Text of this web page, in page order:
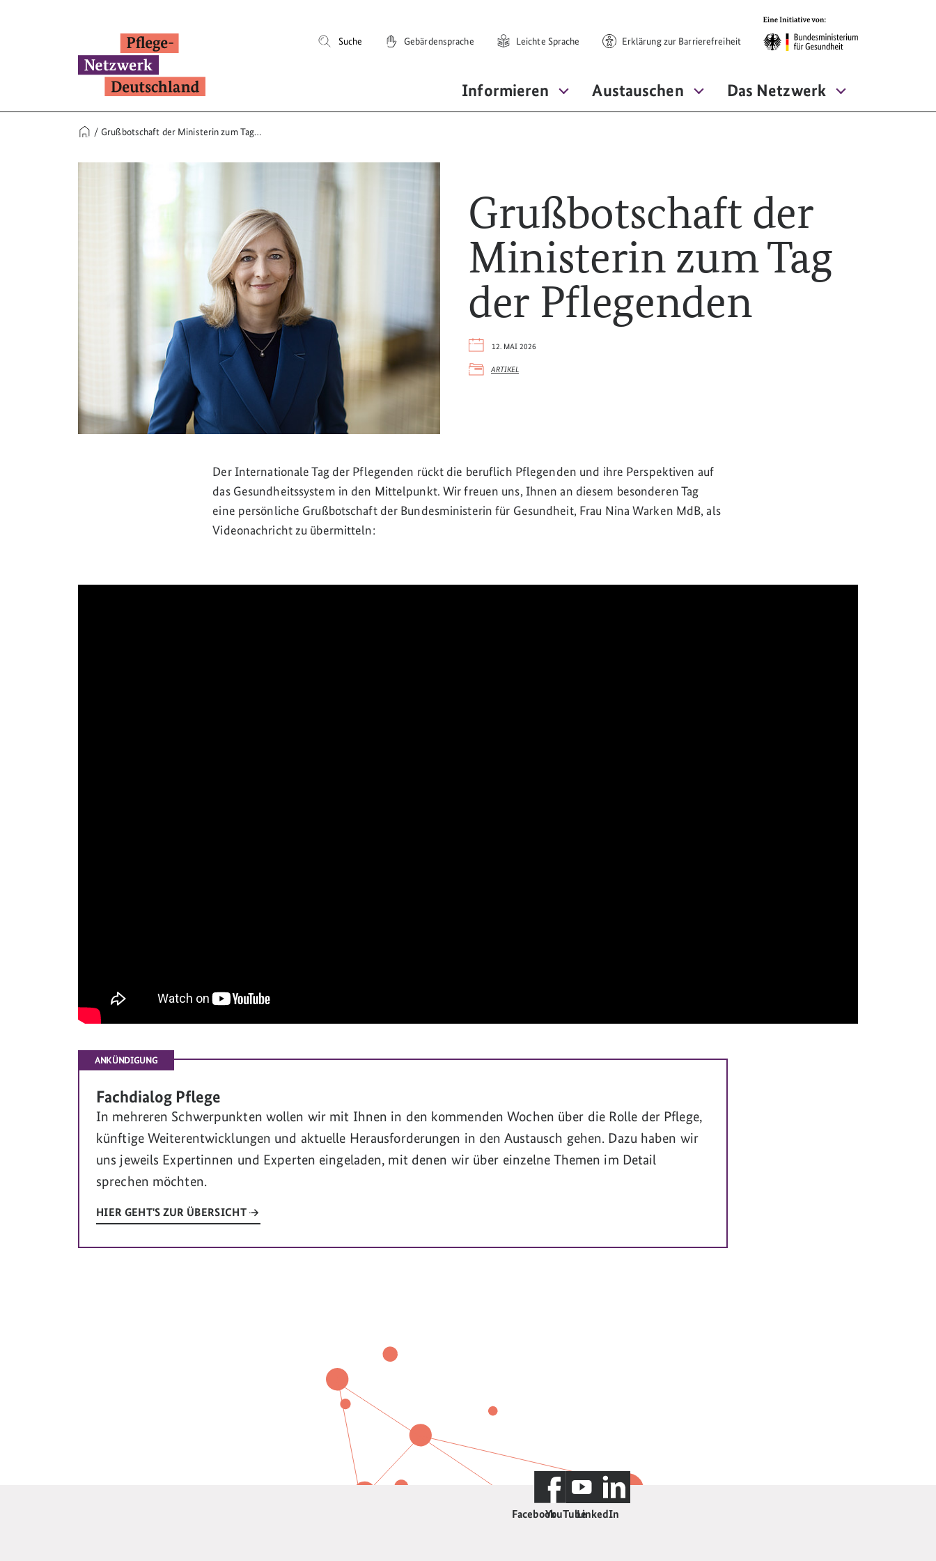
Suche Gebärdensprache Leichte Sprache Erklärung zur Barrierefreiheit
Informieren Austauschen Das Netzwerk
Grußbotschaft der Ministerin zum Tag…
Grußbotschaft der
Ministerin zum Tag
der Pflegenden
12. MAI 2026
ARTIKEL
Der Internationale Tag der Pflegenden rückt die beruflich Pflegenden und ihre Perspektiven auf
das Gesundheitssystem in den Mittelpunkt. Wir freuen uns, Ihnen an diesem besonderen Tag
eine persönliche Grußbotschaft der Bundesministerin für Gesundheit, Frau Nina Warken MdB, als
Videonachricht zu übermitteln:
ANKÜNDIGUNG
Fachdialog Pflege
In mehreren Schwerpunkten wollen wir mit Ihnen in den kommenden Wochen über die Rolle der Pflege,
künftige Weiterentwicklungen und aktuelle Herausforderungen in den Austausch gehen. Dazu haben wir
uns jeweils Expertinnen und Experten eingeladen, mit denen wir über einzelne Themen im Detail
sprechen möchten.
HIER GEHT'S ZUR ÜBERSICHT
FacebookYouTubeLinkedIn